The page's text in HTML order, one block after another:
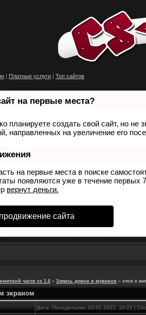
| Платные услуги | Топ сайтов
на первые места?
планируете создать свой сайт, но не
направленных на увеличение его
на первые места в поиске
появляются уже в течение первых
вернут деньги.
сайта
части cs 1.6 » Запись демок и мувиков » стол с
экраном
Дата: Понедельник, 03.01.2022, 10:21 |